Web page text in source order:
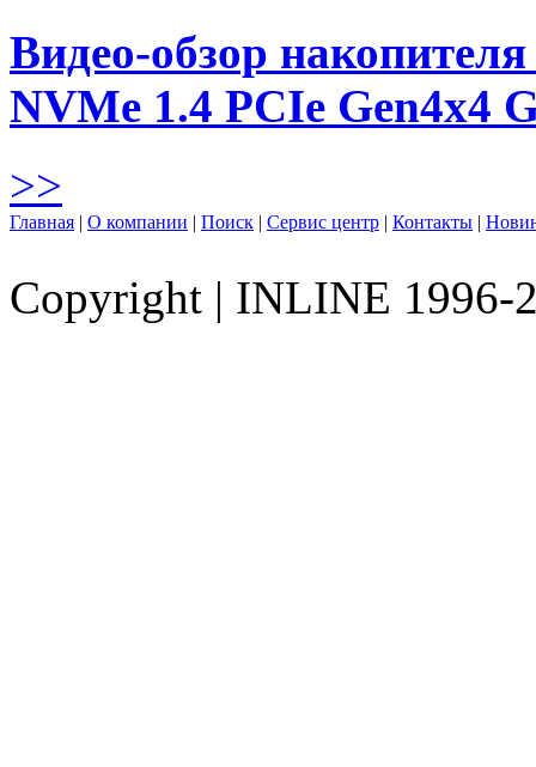
Видео-обзор
NVMe 1.4 PCIe Gen4х4
>>
Главная | О компании | Поиск | Сервис центр | Контакты |
Copyright | INLINE 1996-